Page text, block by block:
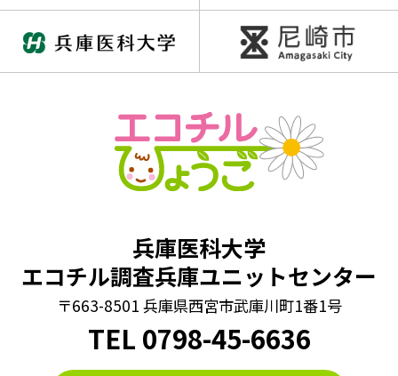
兵庫医科大学
エコチル調査兵庫ユニットセンター
〒663-8501 兵庫県西宮市武庫川町1番1号
TEL 0798-45-6636